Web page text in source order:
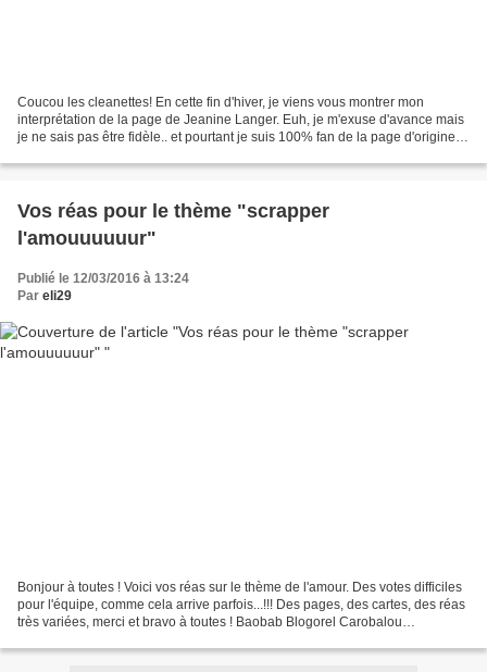
Coucou les cleanettes! En cette fin d'hiver, je viens vous montrer mon
interprétation de la page de Jeanine Langer. Euh, je m'exuse d'avance mais
je ne sais pas être fidèle.. et pourtant je suis 100% fan de la page d'origine.
Vos réas pour le thème "scrapper
l'amouuuuuur"
Publié le 12/03/2016 à 13:24
Par eli29
Bonjour à toutes ! Voici vos réas sur le thème de l'amour. Des votes difficiles
pour l'équipe, comme cela arrive parfois...!!! Des pages, des cartes, des réas
très variées, merci et bravo à toutes ! Baobab Blogorel Carobalou